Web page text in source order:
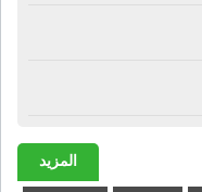
المزيد